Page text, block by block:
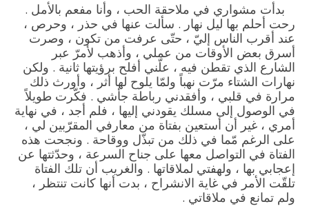
بدأت مشواري في ملاحقة الحب ، وأنا مفعم بالأمل .
رحت أحلم بها ليل نهار . سألت عنها في حذر ، وحرص ،
عند أقرب الناس إليّ ، حتّى عرفت من تكون ، وصرت
أسرق بعض الأوقات من عملي ، وأذهب لأمرّ عبر
الشارع الذي تقطن فيه ، علّني أفلح برؤيتها ثانية . ولكن
نهارات الشتاء مرّت نهباً ولمّا يلوح لها أثر ، وأورث ذلك
مرارة في قلبي ، وأفقدني رباطة جأشي . فكّرت طويلاً
في الوصول إلى مسلك يقودني إليها ، فلم أجد ، في نهاية
أمري ، غير أن أستعين بفتاة من معارفي المقرّبين لي ،
على الرغم مّما في ذلك من تبذّل ووقاحة . ونجحت هذه
الفتاة في التواصل معها على جناح السرعة ، وحدّثتها عن
إعجابي بها ، ولهفتي لملاقاتها . والغريب أن تلك الفتاة
تلقّت الأمر في غاية الانشراح ، بدت أنها كانت تنتظر ،
ولم تمانع في ملاقاتي .